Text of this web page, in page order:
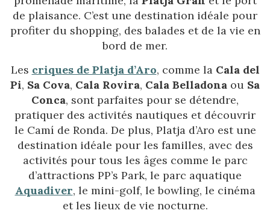
de plaisance. C’est une destination idéale pour
profiter du shopping, des balades et de la vie en
bord de mer.
Les criques de Platja d’Aro, comme la Cala del
Pi, Sa Cova, Cala Rovira, Cala Belladona ou Sa
Conca, sont parfaites pour se détendre,
pratiquer des activités nautiques et découvrir
le Camí de Ronda. De plus, Platja d’Aro est une
destination idéale pour les familles, avec des
activités pour tous les âges comme le parc
d’attractions PP’s Park, le parc aquatique
Aquadiver, le mini-golf, le bowling, le cinéma
et les lieux de vie nocturne.